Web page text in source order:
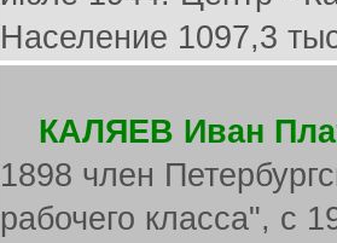
Население 1097,3
КАЛЯЕВ Иван
1898 член
рабочего класса", с